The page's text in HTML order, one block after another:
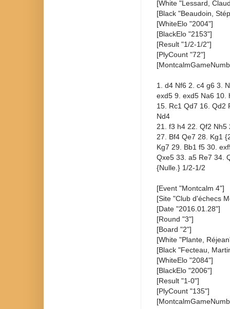
[White "Lessard,
[Black "Beaudoin,
[WhiteElo "2004"]
[BlackElo "2153"]
[Result "1/2-1/2"]
[PlyCount "72"]
1. d4 Nf6 2. c4 g6 3.
exd5 9. exd5 Na6 10.
15. Rc1 Qd7 16. Qd2
Nd4
21. f3 h4 22. Qf2 Nh5
27. Bf4 Qe7 28. Kg1
Kg7 29. Bb1 f5 30.
Qxe5 33. a5 Re7 34.
{Nulle.} 1/2-1/2
[Event "Montcalm 4"]
[Site "Club d'échecs
[Date "2016.01.28"]
[Round "3"]
[Board "2"]
[White "Plante,
[Black "Fecteau,
[WhiteElo "2084"]
[BlackElo "2006"]
[Result "1-0"]
[PlyCount "135"]